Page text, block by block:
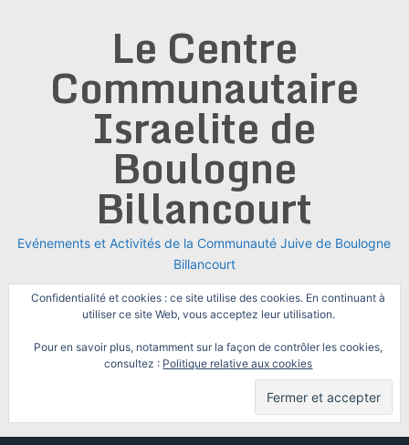
Le Centre
Communautaire
Israelite de
Boulogne
Billancourt
Evénements et Activités de la Communauté Juive de Boulogne
Billancourt
Confidentialité et cookies : ce site utilise des cookies. En continuant à
utiliser ce site Web, vous acceptez leur utilisation.
Pour en savoir plus, notamment sur la façon de contrôler les cookies,
consultez : Politique relative aux cookies